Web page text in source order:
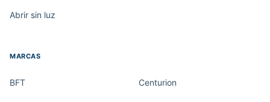
Abrir sin luz
MARCAS
BFT Centurion